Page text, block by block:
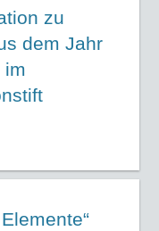
zu
dem Jahr
im